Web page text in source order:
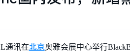
通讯在北京奥雅会展中心举行